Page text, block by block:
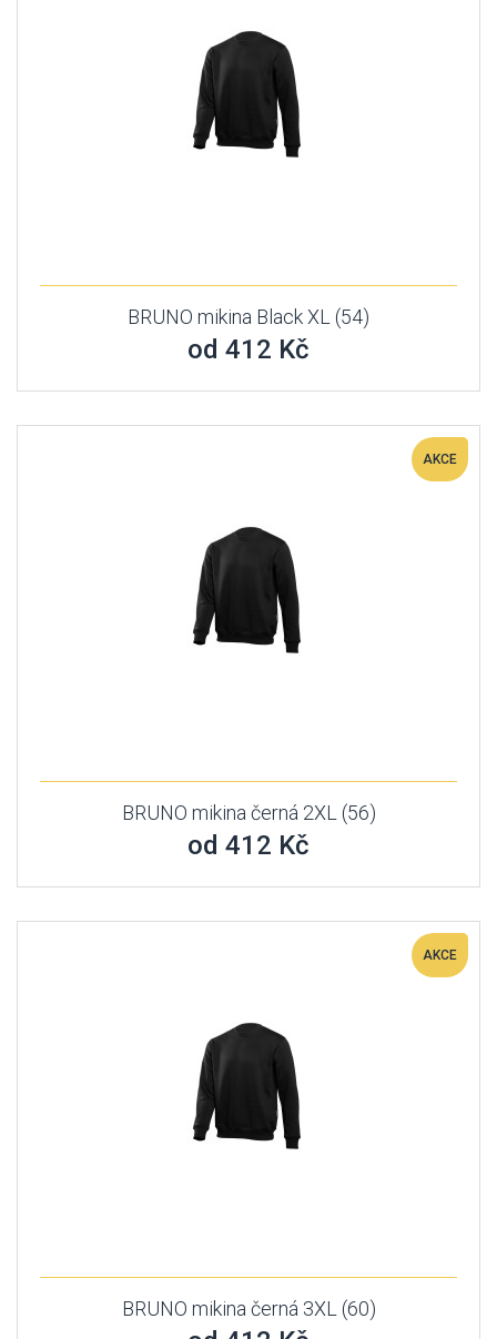
BRUNO mikina Black XL (54)
od 412 Kč
AKCE
BRUNO mikina černá 2XL (56)
od 412 Kč
AKCE
BRUNO mikina černá 3XL (60)